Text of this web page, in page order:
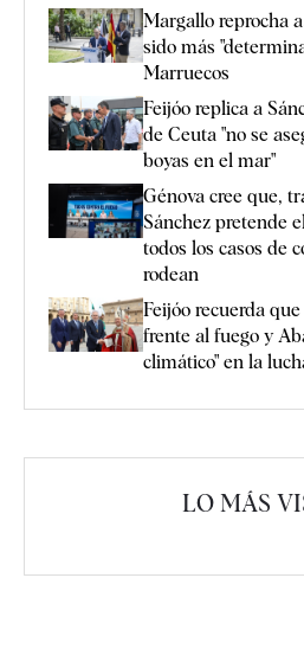
Margallo reprocha
sido más
Marruecos
Feijóo replica a
de Ceuta "no se
boyas en el mar"
Génova cree que,
Sánchez pretende
todos los casos de
rodean
Feijóo recuerda
frente al fuego y
climático" en la
LO MÁS